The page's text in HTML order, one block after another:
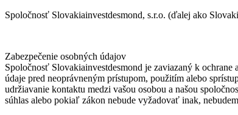
Spoločnosť Slovakiainvestdesmond, s.r.o. (ďalej ako
Zabezpečenie osobných údajov
Spoločnosť Slovakiainvestdesmond je zaviazaný k
údaje pred neoprávneným prístupom, použitím alebo
udržiavanie kontaktu medzi vašou osobou a našou
súhlas alebo pokiaľ zákon nebude vyžadovať inak,